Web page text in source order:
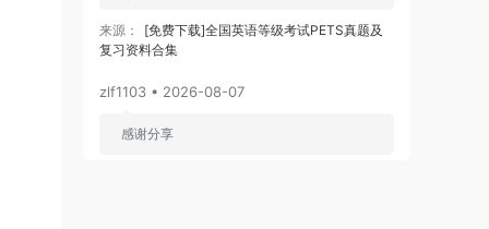
来源：
[免费下载]全国英语等级考试PETS真题及
复习资料合集
zlf1103 • 2026-08-07
感谢分享